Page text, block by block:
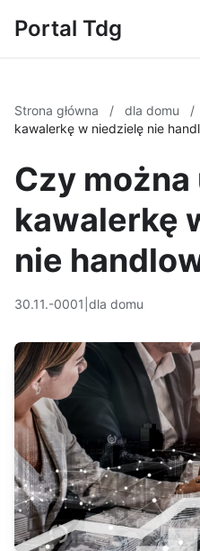
Portal Tdg
Strona główna / dla domu /
kawalerkę w niedzielę nie
Czy
kawalerkę
nie
30.11.-0001 dla domu